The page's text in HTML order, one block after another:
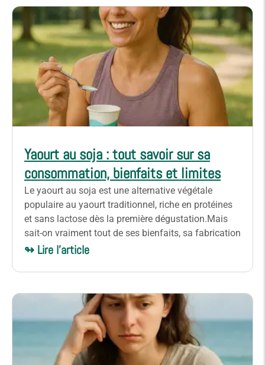
Yaourt au soja : tout savoir sur sa
consommation, bienfaits et limites
Le yaourt au soja est une alternative végétale
populaire au yaourt traditionnel, riche en protéines
et sans lactose dès la première dégustation.Mais
sait-on vraiment tout de ses bienfaits, sa fabrication
↬ Lire l'article